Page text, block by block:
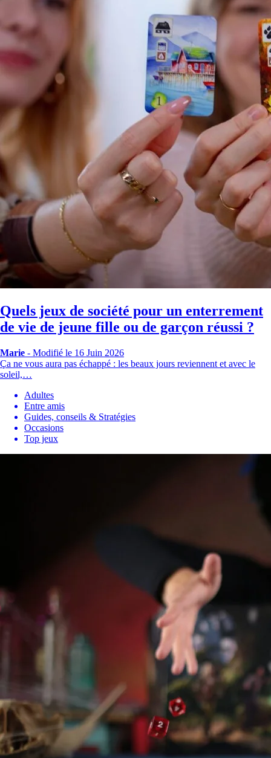
Quels jeux de société pour un enterrement
de vie de jeune fille ou de garçon réussi ?
Marie - Modifié le 16 Juin 2026
Ça ne vous aura pas échappé : les beaux jours reviennent et avec le
soleil,…
Adultes
Entre amis
Guides, conseils & Stratégies
Occasions
Top jeux